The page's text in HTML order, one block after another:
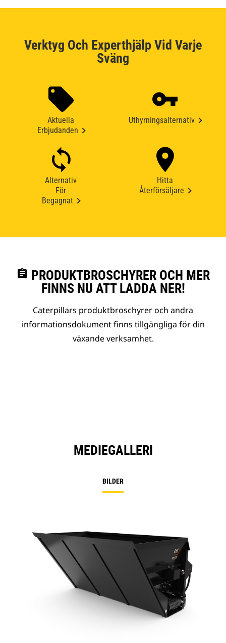
Verktyg Och Experthjälp Vid Varje
Sväng
Aktuella
Erbjudanden
Uthyrningsalternativ
Alternativ
För
Begagnat
Hitta
Återförsäljare
assignment PRODUKTBROSCHYRER OCH MER
FINNS NU ATT LADDA NER!
Caterpillars produktbroschyrer och andra
informationsdokument finns tillgängliga för din
växande verksamhet.
MEDIEGALLERI
BILDER